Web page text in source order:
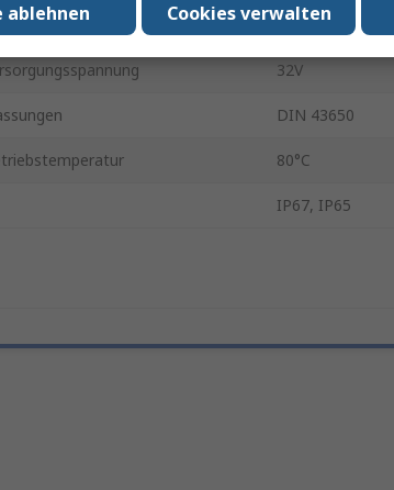
PTXPRESSX
32V
DIN 43650
80°C
IP67, IP65
Cookies verwalten
ablehnen